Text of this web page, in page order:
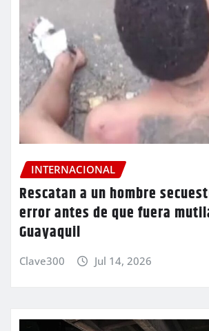
INTERNACIONAL
Rescatan a un hombre
error antes de que fuera
Guayaquil
Clave300 Jul 14, 2026